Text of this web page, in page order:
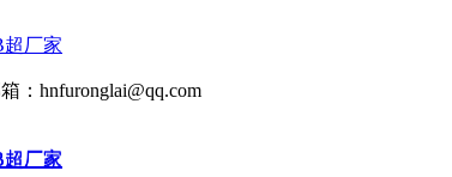
：hnfuronglai@qq.com